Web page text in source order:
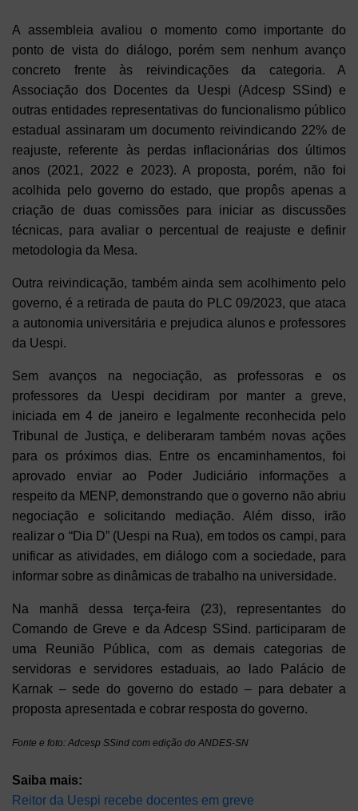
A assembleia avaliou o momento como importante do
ponto de vista do diálogo, porém sem nenhum avanço
concreto frente às reivindicações da categoria. A
Associação dos Docentes da Uespi (Adcesp SSind) e
outras entidades representativas do funcionalismo público
estadual assinaram um documento reivindicando 22% de
reajuste, referente às perdas inflacionárias dos últimos
anos (2021, 2022 e 2023). A proposta, porém, não foi
acolhida pelo governo do estado, que propôs apenas a
criação de duas comissões para iniciar as discussões
técnicas, para avaliar o percentual de reajuste e definir
metodologia da Mesa.
Outra reivindicação, também ainda sem acolhimento pelo
governo, é a retirada de pauta do PLC 09/2023, que ataca
a autonomia universitária e prejudica alunos e professores
da Uespi.
Sem avanços na negociação, as professoras e os
professores da Uespi decidiram por manter a greve,
iniciada em 4 de janeiro e legalmente reconhecida pelo
Tribunal de Justiça, e deliberaram também novas ações
para os próximos dias. Entre os encaminhamentos, foi
aprovado enviar ao Poder Judiciário informações a
respeito da MENP, demonstrando que o governo não abriu
negociação e solicitando mediação. Além disso, irão
realizar o “Dia D” (Uespi na Rua), em todos os campi, para
unificar as atividades, em diálogo com a sociedade, para
informar sobre as dinâmicas de trabalho na universidade.
Na manhã dessa terça-feira (23), representantes do
Comando de Greve e da Adcesp SSind. participaram de
uma Reunião Pública, com as demais categorias de
servidoras e servidores estaduais, ao lado Palácio de
Karnak – sede do governo do estado – para debater a
proposta apresentada e cobrar resposta do governo.
Fonte e foto: Adcesp SSind com edição do ANDES-SN
Saiba mais:
Reitor da Uespi recebe docentes em greve